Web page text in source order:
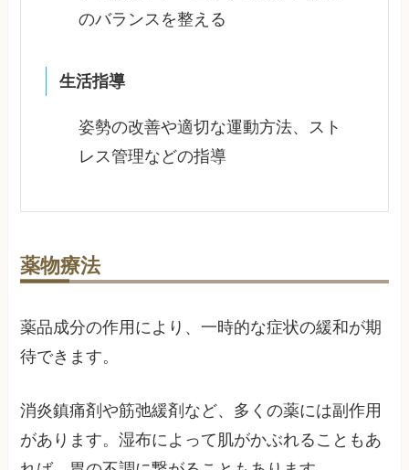
のバランスを整える
生活指導
姿勢の改善や適切な運動方法、スト
レス管理などの指導
薬物療法
薬品成分の作用により、一時的な症状の緩和が期
待できます。
消炎鎮痛剤や筋弛緩剤など、多くの薬には副作用
があります。湿布によって肌がかぶれることもあ